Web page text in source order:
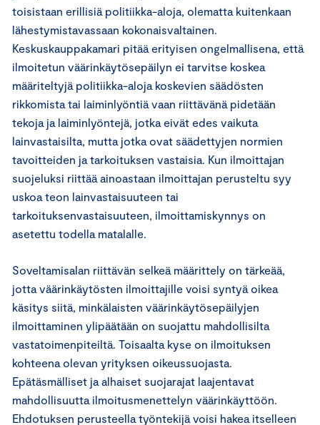
toisistaan erillisiä politiikka-aloja, olematta kuitenkaan
lähestymistavassaan kokonaisvaltainen.
Keskuskauppakamari pitää erityisen ongelmallisena, että
ilmoitetun väärinkäytösepäilyn ei tarvitse koskea
määriteltyjä politiikka-aloja koskevien säädösten
rikkomista tai laiminlyöntiä vaan riittävänä pidetään
tekoja ja laiminlyöntejä, jotka eivät edes vaikuta
lainvastaisilta, mutta jotka ovat säädettyjen normien
tavoitteiden ja tarkoituksen vastaisia. Kun ilmoittajan
suojeluksi riittää ainoastaan ilmoittajan perusteltu syy
uskoa teon lainvastaisuuteen tai
tarkoituksenvastaisuuteen, ilmoittamiskynnys on
asetettu todella matalalle.
Soveltamisalan riittävän selkeä määrittely on tärkeää,
jotta väärinkäytösten ilmoittajille voisi syntyä oikea
käsitys siitä, minkälaisten väärinkäytösepäilyjen
ilmoittaminen ylipäätään on suojattu mahdollisilta
vastatoimenpiteiltä. Toisaalta kyse on ilmoituksen
kohteena olevan yrityksen oikeussuojasta.
Epätäsmälliset ja alhaiset suojarajat laajentavat
mahdollisuutta ilmoitusmenettelyn väärinkäyttöön.
Ehdotuksen perusteella työntekijä voisi hakea itselleen